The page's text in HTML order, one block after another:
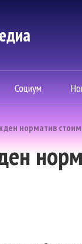
Социум
норматив